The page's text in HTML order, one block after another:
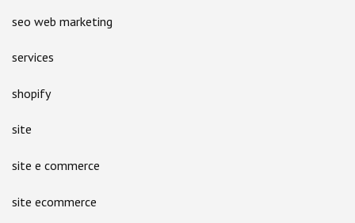
seo web marketing
services
shopify
site
site e commerce
site ecommerce